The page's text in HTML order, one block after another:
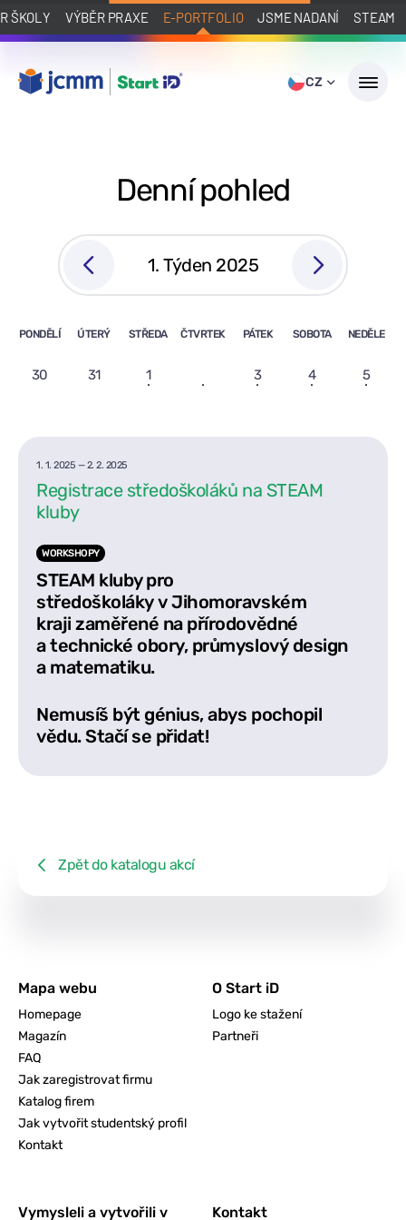
ŠKOLY VÝBĚR PRAXE E-PORTFOLIO JSME NADANÍ STEAM
CZ
Denní pohled
1. Týden 2025
PONDĚLÍ ÚTERÝ STŘEDA ČTVRTEK PÁTEK SOBOTA NEDĚLE
30 31 1 3 4 5
1. 1. 2025 —2. 2. 2025
Registrace středoškoláků na STEAM
kluby
WORKSHOPY
STEAM kluby pro
středoškoláky v Jihomoravském
kraji zaměřené na přírodovědné
a technické obory, průmyslový design
a matematiku.
Nemusíš být génius, abys pochopil
vědu. Stačí se přidat!
Zpět do katalogu akcí
Mapa webu
Homepage
Magazín
FAQ
Jak zaregistrovat firmu
Katalog firem
Jak vytvořit studentský profil
Kontakt
O Start iD
Logo ke stažení
Partneři
Vymysleli a vytvořili v Kontakt